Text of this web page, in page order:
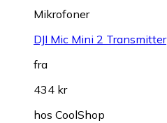
Mikrofoner
DJI Mic Mini 2 Transmitter
fra
434 kr
hos CoolShop